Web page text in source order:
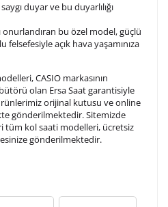
kargoya verilecektir.
iade ve değişim
yapılamaz.
duyar ve bu duyarlılığı
onurlandıran bu özel model, güçlü
açık hava yaşamınıza
CASIO markasının
olan Ersa Saat garantisiyle
orijinal kutusu ve online
gönderilmektedir. Sitemizde
tüm kol saati modelleri, ücretsiz
gönderilmektedir.